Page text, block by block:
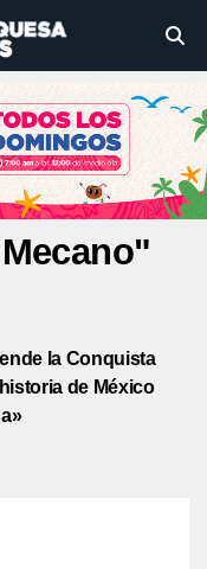
la Conquista
de México